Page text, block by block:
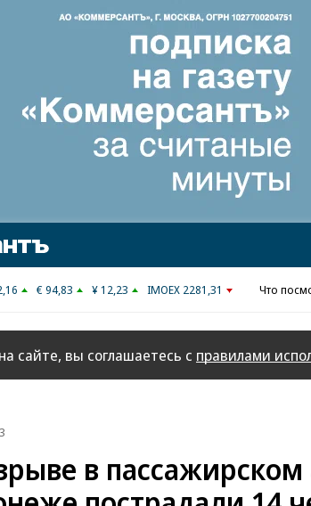
€ 94,83 ¥ 12,23 IMOEX 2281,31 Что
сайте, вы соглашаетесь с правилами
в пассажирском